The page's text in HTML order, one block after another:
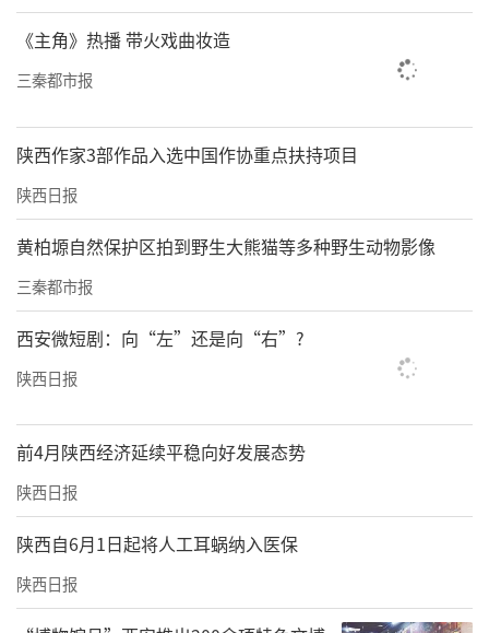
家安全体系中的重大责任。
助力打造高水平中欧班列经济圈
备、大抓产业项目、大抓民间投资、大抓要素
保障。
基础设施重在互联互通。陕西将全面建
成“米”字形高铁网，加快投用西十、西康等
高铁和西安东站交通枢纽，推动太绥、榆鄂高
铁及早开工，促进高速公路加密联通，推动府
谷、定边、宝鸡等机场建设，有效提升区域间
动榆林至西安输气管道、黄陵电厂送电工程等
项目建设，促进区域间要素高效顺畅流动。
产业布局重在协同联动。陕西将以产业合作为
域链接路径，提升全域竞争力。
《主角》热播 带火戏曲妆造
三秦都市报
陕西作家3部作品入选中国作协重点扶持项目
陕西日报
黄柏塬自然保护区拍到野生大熊猫等多种野生动物影像
三秦都市报
西安微短剧：向“左”还是向“右”?
陕西日报
前4月陕西经济延续平稳向好发展态势
陕西日报
陕西自6月1日起将人工耳蜗纳入医保
陕西日报